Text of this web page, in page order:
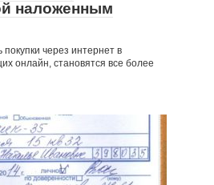
наложенным
через интернет в
онлайн, становятся все более